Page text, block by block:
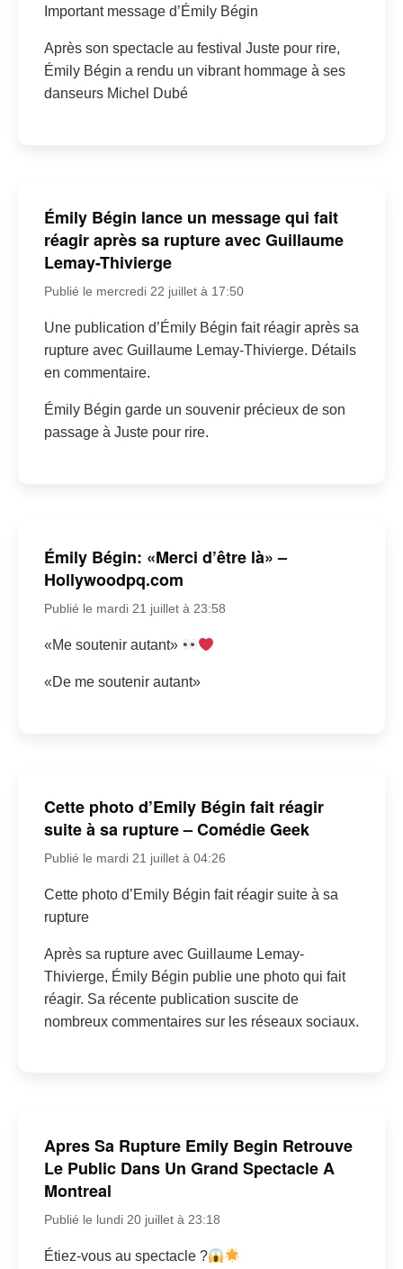
Important message d’Émily Bégin
Après son spectacle au festival Juste pour rire,
Émily Bégin a rendu un vibrant hommage à ses
danseurs Michel Dubé
Émily Bégin lance un message qui fait
réagir après sa rupture avec Guillaume
Lemay-Thivierge
Publié le mercredi 22 juillet à 17:50
Une publication d’Émily Bégin fait réagir après sa
rupture avec Guillaume Lemay-Thivierge. Détails
en commentaire.
Émily Bégin garde un souvenir précieux de son
passage à Juste pour rire.
Émily Bégin: «Merci d’être là» –
Hollywoodpq.com
Publié le mardi 21 juillet à 23:58
«Me soutenir autant»
«De me soutenir autant»
Cette photo d’Emily Bégin fait réagir
suite à sa rupture – Comédie Geek
Publié le mardi 21 juillet à 04:26
Cette photo d’Emily Bégin fait réagir suite à sa
rupture
Après sa rupture avec Guillaume Lemay-
Thivierge, Émily Bégin publie une photo qui fait
réagir. Sa récente publication suscite de
nombreux commentaires sur les réseaux sociaux.
Apres Sa Rupture Emily Begin Retrouve
Le Public Dans Un Grand Spectacle A
Montreal
Publié le lundi 20 juillet à 23:18
Étiez-vous au spectacle ?